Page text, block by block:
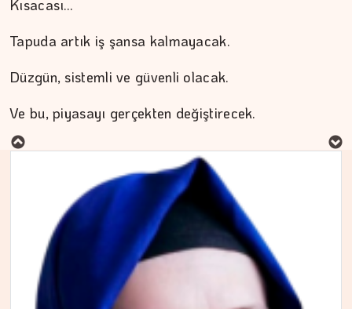
Kısacası…
Tapuda artık iş şansa kalmayacak.
Düzgün, sistemli ve güvenli olacak.
Ve bu, piyasayı gerçekten değiştirecek.
MURAT DOĞAN
Aç kalan sadece mideniz…